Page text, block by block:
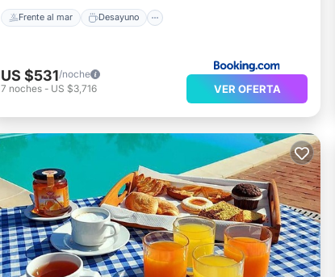
Frente al mar Desayuno
US $531/noche
7 noches - US $3,716 VER OFERTA